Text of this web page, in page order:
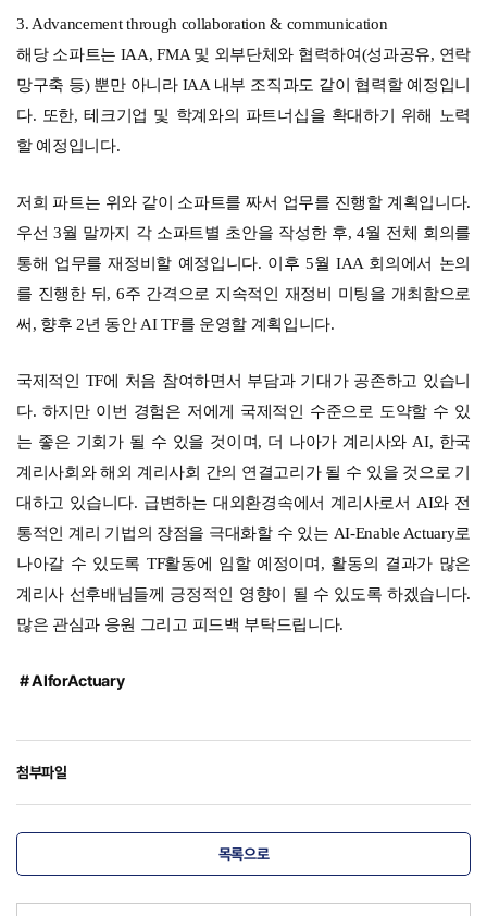
3. Advancement through collaboration & communication
해당 소파트는 IAA, FMA 및 외부단체와 협력하여(성과공유, 연락
망구축 등) 뿐만 아니라 IAA 내부 조직과도 같이 협력할 예정입니
다. 또한, 테크기업 및 학계와의 파트너십을 확대하기 위해 노력
할 예정입니다.
저희 파트는 위와 같이 소파트를 짜서 업무를 진행할 계획입니다.
우선 3월 말까지 각 소파트별 초안을 작성한 후, 4월 전체 회의를
통해 업무를 재정비할 예정입니다. 이후 5월 IAA 회의에서 논의
를 진행한 뒤, 6주 간격으로 지속적인 재정비 미팅을 개최함으로
써, 향후 2년 동안 AI TF를 운영할 계획입니다.
국제적인 TF에 처음 참여하면서 부담과 기대가 공존하고 있습니
다. 하지만 이번 경험은 저에게 국제적인 수준으로 도약할 수 있
는 좋은 기회가 될 수 있을 것이며, 더 나아가 계리사와 AI, 한국
계리사회와 해외 계리사회 간의 연결고리가 될 수 있을 것으로 기
대하고 있습니다. 급변하는 대외환경속에서 계리사로서 AI와 전
통적인 계리 기법의 장점을 극대화할 수 있는 AI-Enable Actuary로
나아갈 수 있도록 TF활동에 임할 예정이며, 활동의 결과가 많은
계리사 선후배님들께 긍정적인 영향이 될 수 있도록 하겠습니다.
많은 관심과 응원 그리고 피드백 부탁드립니다.
# AIforActuary
첨부파일
목록으로